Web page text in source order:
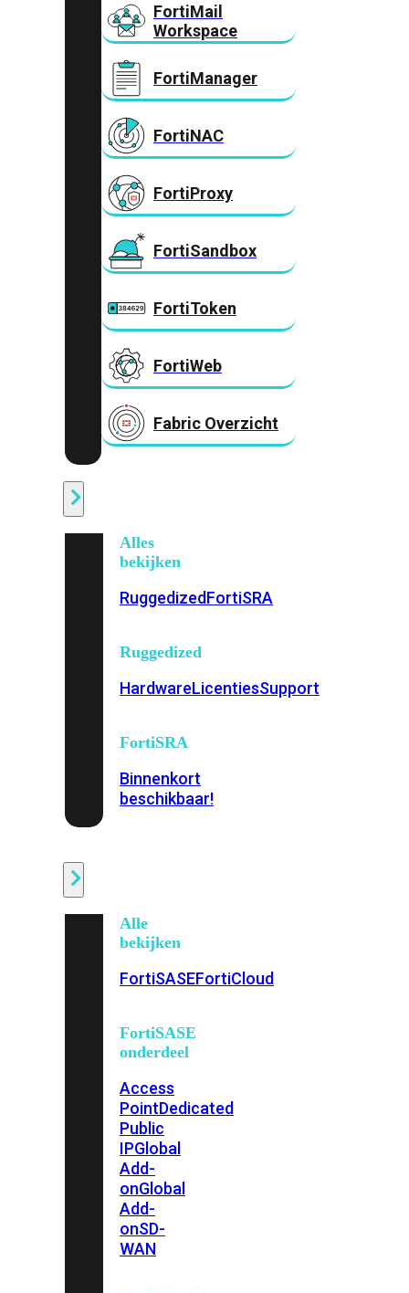
FortiMail
Workspace
FortiManager
FortiNAC
FortiProxy
FortiSandbox
FortiToken
FortiWeb
Fabric Overzicht
Alles
bekijken
RuggedizedFortiSRA
Ruggedized
HardwareLicentiesSupport
FortiSRA
Binnenkort
beschikbaar!
Alle
bekijken
FortiSASEFortiCloud
FortiSASE
onderdeel
Access
PointDedicated
Public
IPGlobal
Add-
onGlobal
Add-
onSD-
WAN